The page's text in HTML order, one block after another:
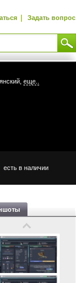
| Задать вопрос
еще..
есть в наличии